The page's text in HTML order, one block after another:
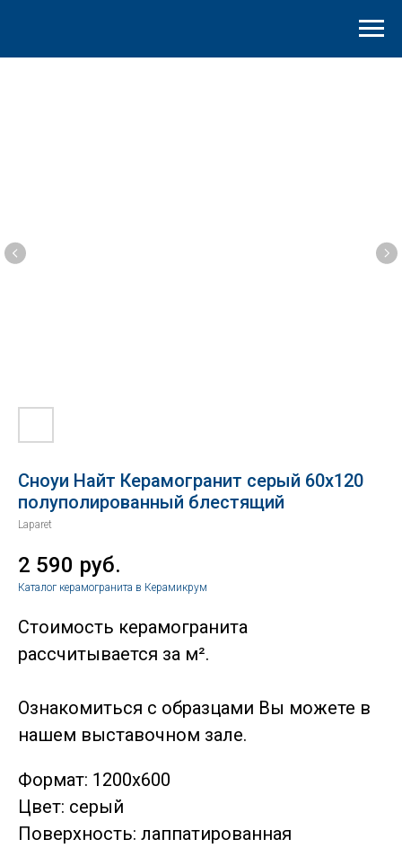
Сноуи Найт Керамогранит серый 60х120
полуполированный блестящий
Laparet
2 590 руб.
Каталог керамогранита в Керамикрум
Стоимость керамогранита
рассчитывается за м².
Ознакомиться с образцами Вы можете в
нашем выставочном зале.
Формат: 1200х600
Цвет: серый
Поверхность: лаппатированная